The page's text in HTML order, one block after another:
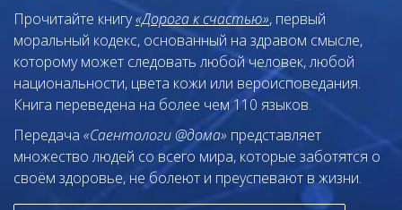
Прочитайте книгу«Дорога к счастью», первый
моральный кодекс, основанный на здравом смысле,
которому может следовать любой человек, любой
национальности, цвета кожи или вероисповедания.
Книга переведена на более чем 110 языков.
Передача «Саентологи @дома» представляет
множество людей со всего мира, которые заботятся о
своём здоровье, не болеют и преуспевают в жизни.